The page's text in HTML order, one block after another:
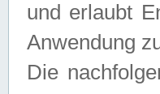
und erlaubt
Anwendung
Die